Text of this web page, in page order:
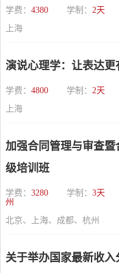
学费： 4380 学制： 2天
上海
演说心理学：让表达
学费： 4800 学制： 2天
上海
加强合同管理与审查
级培训班
学费： 3280 学制： 3天
州
北京、上海、成都、杭州
关于举办国家最新收